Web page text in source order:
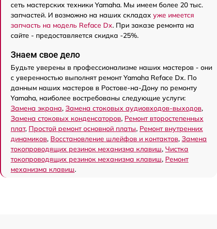
сеть мастерских техники Yamaha. Мы имеем более 20 тыс.
запчастей. И возможно на наших складах уже имеется
запчасть на модель Reface Dx. При заказе ремонта на
сайте - предоставляется скидка -25%.
Знаем свое дело
Будьте уверены в профессионализме наших мастеров - они
с уверенностью выполнят ремонт Yamaha Reface Dx. По
данным наших мастеров в Ростове-на-Дону по ремонту
Yamaha, наиболее востребованы следующие услуги:
Замена экрана, Замена стоковых аудиовходов-выходов,
Замена стоковых конденсаторов, Ремонт второстепенных
плат, Простой ремонт основной платы, Ремонт внутренних
динамиков, Восстановление шлейфов и контактов, Замена
токопроводящих резинок механизма клавиш, Чистка
токопроводящих резинок механизма клавиш, Ремонт
механизма клавиш.